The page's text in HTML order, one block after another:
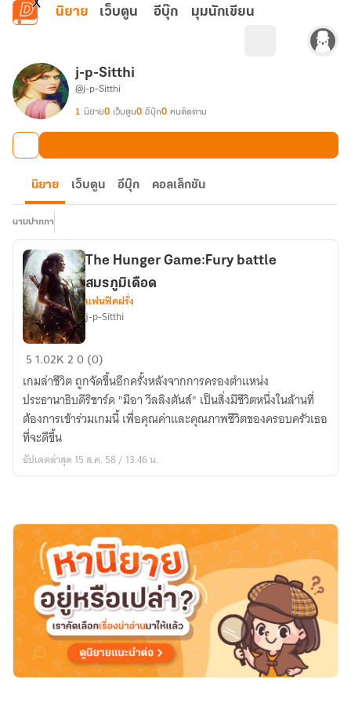
ข้ามไปยังเนื้อหาหลัก
นิยาย เว็บตูน อีบุ๊ก มุมนักเขียน
j-p-Sitthi
@j-p-Sitthi
1 นิยาย0 เว็บตูน0 อีบุ๊ก0 คนติดตาม
นิยาย เว็บตูน อีบุ๊ก คอลเล็กชัน
นามปากกา
The
Hunger
Game:Fury
battle
สมรภูมิ
เดือด
The Hunger Game:Fury battle
สมรภูมิเดือด
แฟนฟิคฝรั่ง
j-p-Sitthi
5 1.02K20 (0)
เกมล่าชีวิต ถูกจัดขึ้นอีกครั้งหลังจากการครองตำแหน่ง
ประธานาธิบดีริชาร์ด "มีอา วีลลิงตันส์" เป็นสิ่งมีชีวิตหนึ่งในล้านที่
ต้องการเข้าร่วมเกมนี้ เพื่อคุณค่าและคุณภาพชีวิตของครอบครัวเธอ
ที่จะดีขึ้น
อัปเดตล่าสุด 15 ส.ค. 58 / 13:46 น.